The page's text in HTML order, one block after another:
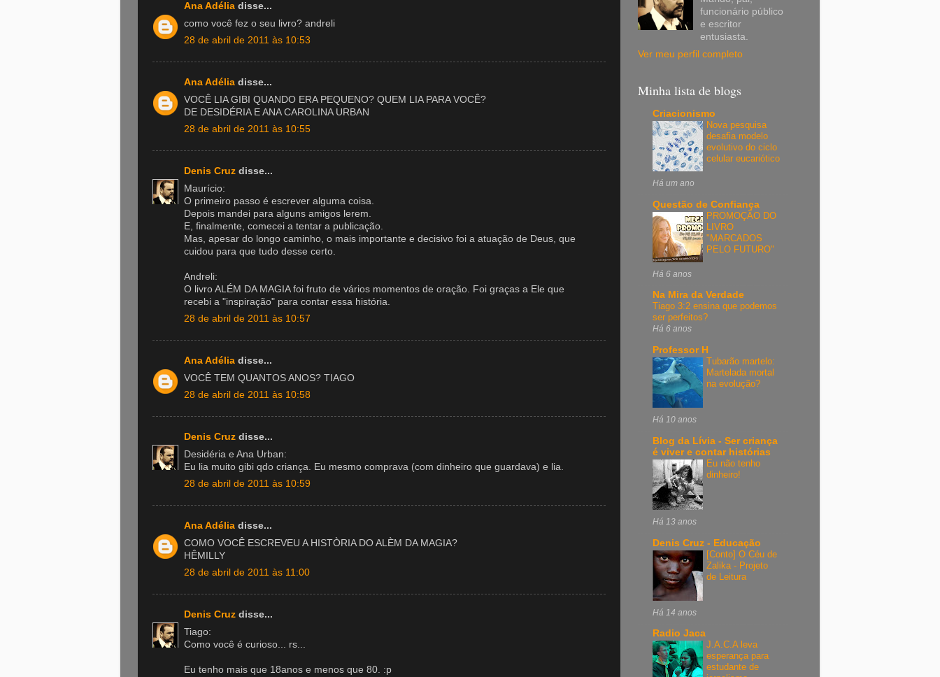
Ana Adélia disse...
como você fez o seu livro? andreli
28 de abril de 2011 às 10:53
Ana Adélia disse...
VOCÊ LIA GIBI QUANDO ERA PEQUENO? QUEM LIA PARA VOCÊ?
DE DESIDÉRIA E ANA CAROLINA URBAN
28 de abril de 2011 às 10:55
Denis Cruz disse...
Maurício:
O primeiro passo é escrever alguma coisa.
Depois mandei para alguns amigos lerem.
E, finalmente, comecei a tentar a publicação.
Mas, apesar do longo caminho, o mais importante e decisivo foi a atuação de Deus, que
cuidou para que tudo desse certo.
Andreli:
O livro ALÉM DA MAGIA foi fruto de vários momentos de oração. Foi graças a Ele que
recebi a "inspiração" para contar essa história.
28 de abril de 2011 às 10:57
Ana Adélia disse...
VOCÊ TEM QUANTOS ANOS? TIAGO
28 de abril de 2011 às 10:58
Denis Cruz disse...
Desidéria e Ana Urban:
Eu lia muito gibi qdo criança. Eu mesmo comprava (com dinheiro que guardava) e lia.
28 de abril de 2011 às 10:59
Ana Adélia disse...
COMO VOCÊ ESCREVEU A HISTÒRIA DO ALÈM DA MAGIA?
HÊMILLY
28 de abril de 2011 às 11:00
Denis Cruz disse...
Tiago:
Como você é curioso... rs...
Eu tenho mais que 18anos e menos que 80. :p
funcionário público
e escritor
entusiasta.
Ver meu perfil completo
Minha lista de blogs
Criacionismo
Nova pesquisa
desafia modelo
evolutivo do ciclo
celular eucariótico
Há um ano
Questão de Confiança
PROMOÇÃO DO
LIVRO
"MARCADOS
PELO FUTURO"
Há 6 anos
Na Mira da Verdade
Tiago 3:2 ensina que podemos
ser perfeitos?
Há 6 anos
Professor H
Tubarão martelo:
Martelada mortal
na evolução?
Há 10 anos
Blog da Lívia - Ser criança
é viver e contar histórias
Eu não tenho
dinheiro!
Há 13 anos
Denis Cruz - Educação
[Conto] O Céu de
Zalika - Projeto
de Leitura
Há 14 anos
Radio Jaca
J.A.C.A leva
esperança para
estudante de